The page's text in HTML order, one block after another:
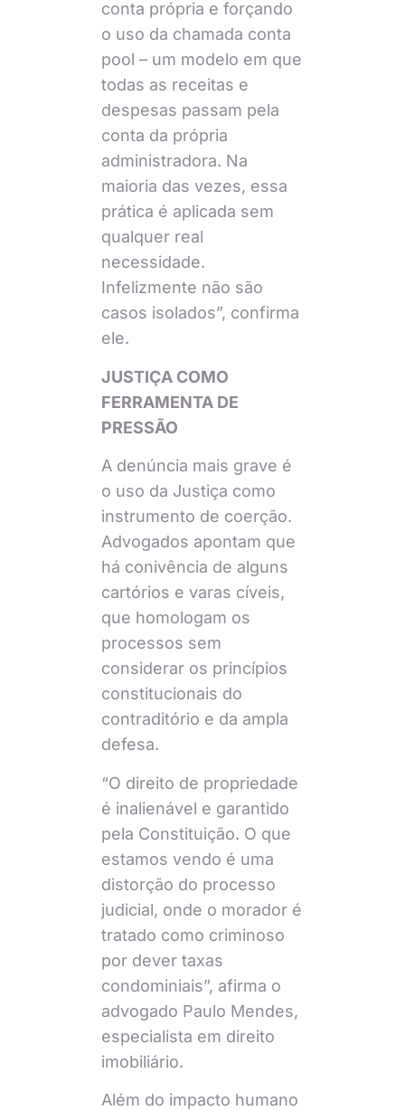
conta própria e forçando
o uso da chamada conta
pool – um modelo em que
todas as receitas e
despesas passam pela
conta da própria
administradora. Na
maioria das vezes, essa
prática é aplicada sem
qualquer real
necessidade.
Infelizmente não são
casos isolados”, confirma
ele.
JUSTIÇA COMO
FERRAMENTA DE
PRESSÃO
A denúncia mais grave é
o uso da Justiça como
instrumento de coerção.
Advogados apontam que
há conivência de alguns
cartórios e varas cíveis,
que homologam os
processos sem
considerar os princípios
constitucionais do
contraditório e da ampla
defesa.
“O direito de propriedade
é inalienável e garantido
pela Constituição. O que
estamos vendo é uma
distorção do processo
judicial, onde o morador é
tratado como criminoso
por dever taxas
condominiais”, afirma o
advogado Paulo Mendes,
especialista em direito
imobiliário.
Além do impacto humano